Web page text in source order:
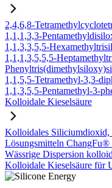
2,4,6,8-
1,1,1,3,3-
1,1,3,3,5,5-
1,1,1,3,5,5,5-
1,1,5,5-Tetramethyl-3,3-
1,1,3,5,5-Pentamethyl-3-
Kolloidale Kieselsäure
Kolloidales Siliciumdioxid,
Lösungsmitteln ChangFu®
Wässrige Dispersion
Kolloidale Kieselsäure für